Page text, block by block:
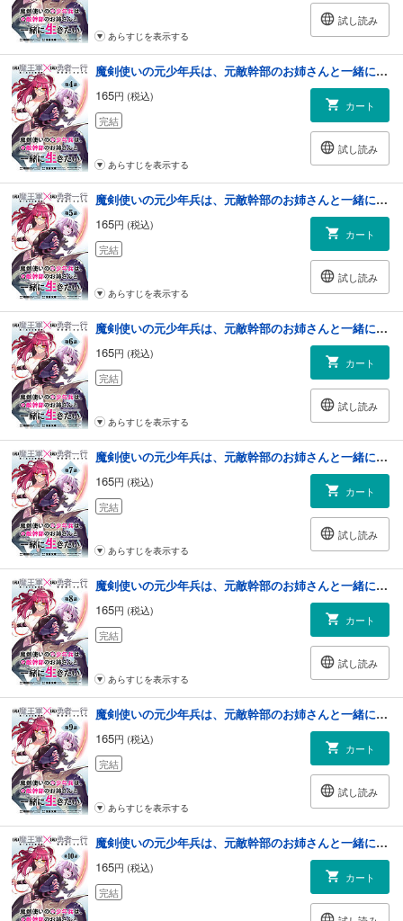
試し読み
あらすじを表示する
魔剣使いの元少年兵は、元敵幹部のお姉さんと一緒に生きたい（単話版）第4話
165円 (税込)
完結
カート
試し読み
あらすじを表示する
魔剣使いの元少年兵は、元敵幹部のお姉さんと一緒に生きたい（単話版）第5話
165円 (税込)
完結
カート
試し読み
あらすじを表示する
魔剣使いの元少年兵は、元敵幹部のお姉さんと一緒に生きたい（単話版）第6話
165円 (税込)
完結
カート
試し読み
あらすじを表示する
魔剣使いの元少年兵は、元敵幹部のお姉さんと一緒に生きたい（単話版）第7話
165円 (税込)
完結
カート
試し読み
あらすじを表示する
魔剣使いの元少年兵は、元敵幹部のお姉さんと一緒に生きたい（単話版）第8話
165円 (税込)
完結
カート
試し読み
あらすじを表示する
魔剣使いの元少年兵は、元敵幹部のお姉さんと一緒に生きたい（単話版）第9話
165円 (税込)
完結
カート
試し読み
あらすじを表示する
魔剣使いの元少年兵は、元敵幹部のお姉さんと一緒に生きたい（単話版）第10話
165円 (税込)
完結
カート